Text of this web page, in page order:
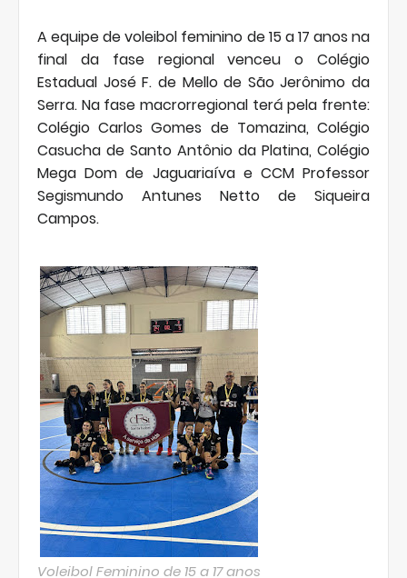
A equipe de voleibol feminino de 15 a 17 anos na
final da fase regional venceu o Colégio
Estadual José F. de Mello de São Jerônimo da
Serra. Na fase macrorregional terá pela frente:
Colégio Carlos Gomes de Tomazina, Colégio
Casucha de Santo Antônio da Platina, Colégio
Mega Dom de Jaguariaíva e CCM Professor
Segismundo Antunes Netto de Siqueira
Campos.
Voleibol Feminino de 15 a 17 anos